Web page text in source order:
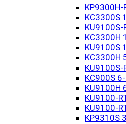
KC3300S
KU9100S-
KC3300H
KU9100S
KC3300H
KC900S
KU9100H
KU9100-
KU9100-
KP9310S